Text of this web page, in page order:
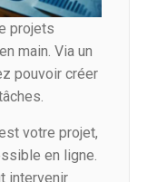
projets
main. Via un
pouvoir créer
votre projet,
en ligne.
intervenir